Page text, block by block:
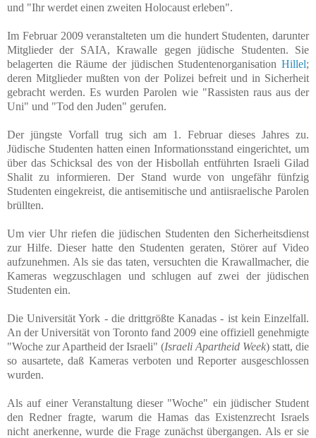
und "Ihr werdet einen zweiten Holocaust erleben".
Im Februar 2009 veranstalteten um die hundert Studenten, darunter
Mitglieder der SAIA, Krawalle gegen jüdische Studenten. Sie
belagerten die Räume der jüdischen Studentenorganisation Hillel;
deren Mitglieder mußten von der Polizei befreit und in Sicherheit
gebracht werden. Es wurden Parolen wie "Rassisten raus aus der
Uni" und "Tod den Juden" gerufen.
Der jüngste Vorfall trug sich am 1. Februar dieses Jahres zu.
Jüdische Studenten hatten einen Informationsstand eingerichtet, um
über das Schicksal des von der Hisbollah entführten Israeli Gilad
Shalit zu informieren. Der Stand wurde von ungefähr fünfzig
Studenten eingekreist, die antisemitische und antiisraelische Parolen
brüllten.
Um vier Uhr riefen die jüdischen Studenten den Sicherheitsdienst
zur Hilfe. Dieser hatte den Studenten geraten, Störer auf Video
aufzunehmen. Als sie das taten, versuchten die Krawallmacher, die
Kameras wegzuschlagen und schlugen auf zwei der jüdischen
Studenten ein.
Die Universität York - die drittgrößte Kanadas - ist kein Einzelfall.
An der Universität von Toronto fand 2009 eine offiziell genehmigte
"Woche zur Apartheid der Israeli" (Israeli Apartheid Week) statt, die
so ausartete, daß Kameras verboten und Reporter ausgeschlossen
wurden.
Als auf einer Veranstaltung dieser "Woche" ein jüdischer Student
den Redner fragte, warum die Hamas das Existenzrecht Israels
nicht anerkenne, wurde die Frage zunächst übergangen. Als er sie